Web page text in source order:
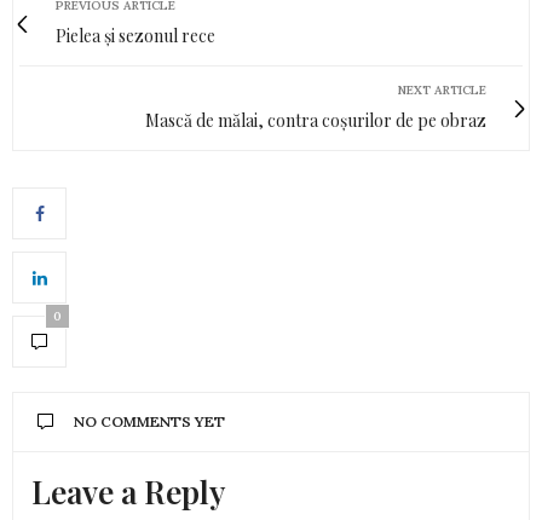
PREVIOUS ARTICLE
Pielea și sezonul rece
NEXT ARTICLE
Mască de mălai, contra coșurilor de pe obraz
0
NO COMMENTS YET
Leave a Reply